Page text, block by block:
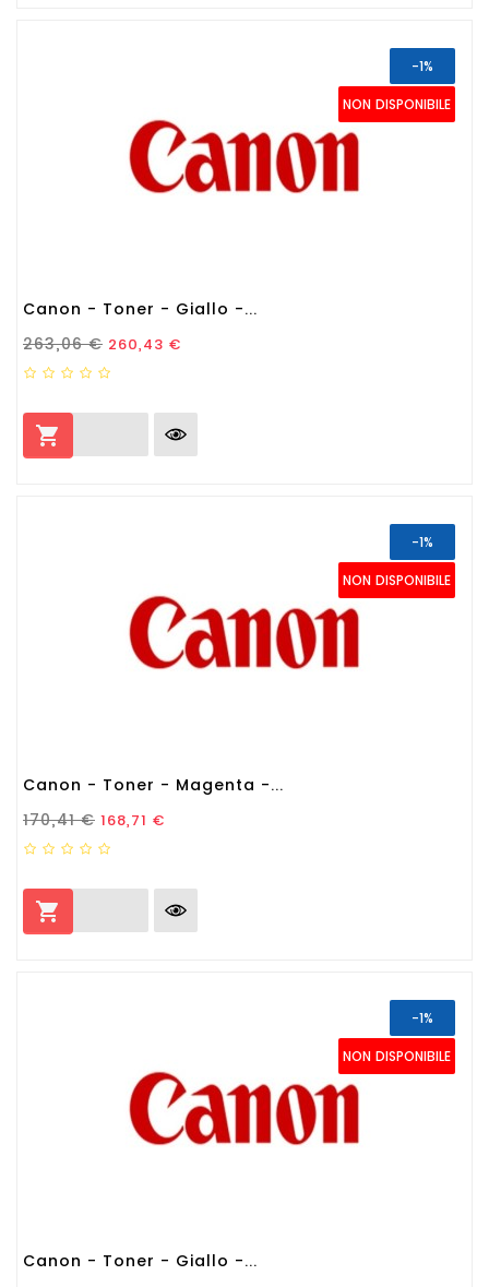
NON DISPONIBILE
-1%
Canon - Toner - Giallo -...
Prezzo Standard
263,06 € Prezzo
260,43 €

NON DISPONIBILE
-1%
Canon - Toner - Magenta -...
Prezzo Standard
170,41 € Prezzo
168,71 €

NON DISPONIBILE
-1%
Canon - Toner - Giallo -...